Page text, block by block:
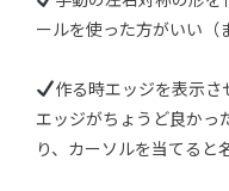
ールを使った方がいい（
作る時エッジを表示
エッジがちょうど良かっ
り、カーソルを当てると